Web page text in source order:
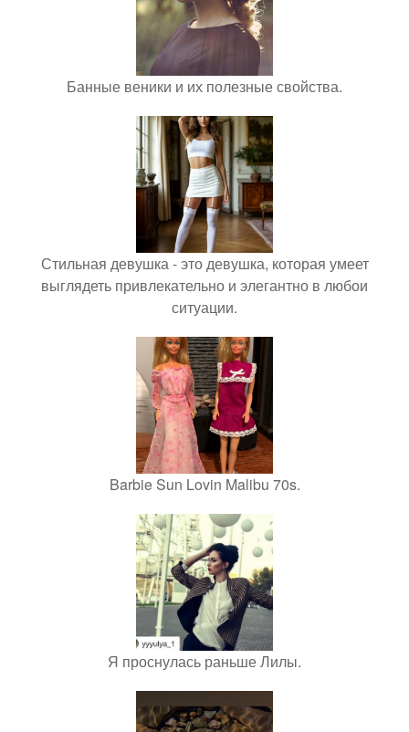
Банные веники и их полезные свойства.
Стильная девушка - это девушка, которая умеет
выглядеть привлекательно и элегантно в любои
ситуации.
Barbie Sun Lovin Malibu 70s.
Я проснулась раньше Лилы.